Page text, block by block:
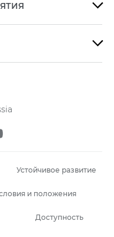


Устойчивое развитие
и положения
Доступность